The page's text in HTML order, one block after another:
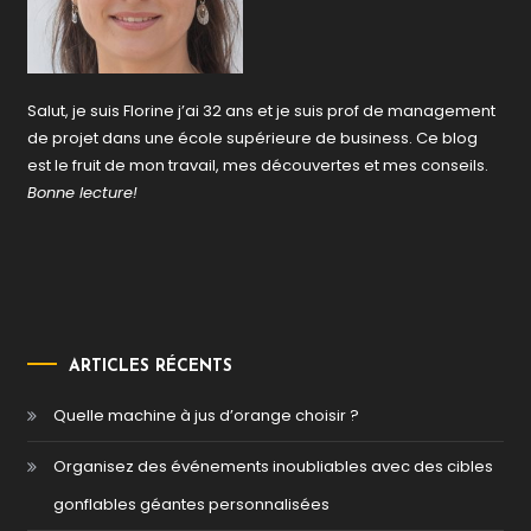
Salut, je suis Florine j’ai 32 ans et je suis prof de management
de projet dans une école supérieure de business. Ce blog
est le fruit de mon travail, mes découvertes et mes conseils.
Bonne lecture!
ARTICLES RÉCENTS
Quelle machine à jus d’orange choisir ?
Organisez des événements inoubliables avec des cibles
gonflables géantes personnalisées